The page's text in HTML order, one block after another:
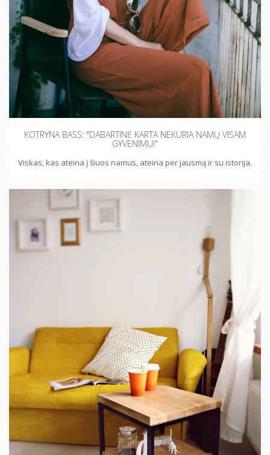
KOTRYNA BASS: "DABARTINĖ KARTA NEKURIA NAMŲ VISAM
GYVENIMUI"
Viskas, kas ateina į šiuos namus, ateina per jausmą ir su istorija.